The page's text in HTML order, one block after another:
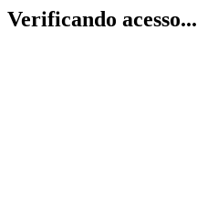
Verificando acesso...